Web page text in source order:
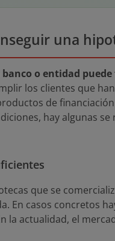
una
banco o entidad
los clientes que
de
hay algunas se
que se
En casos concretos
la actualidad, el